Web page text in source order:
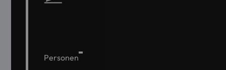
Personen